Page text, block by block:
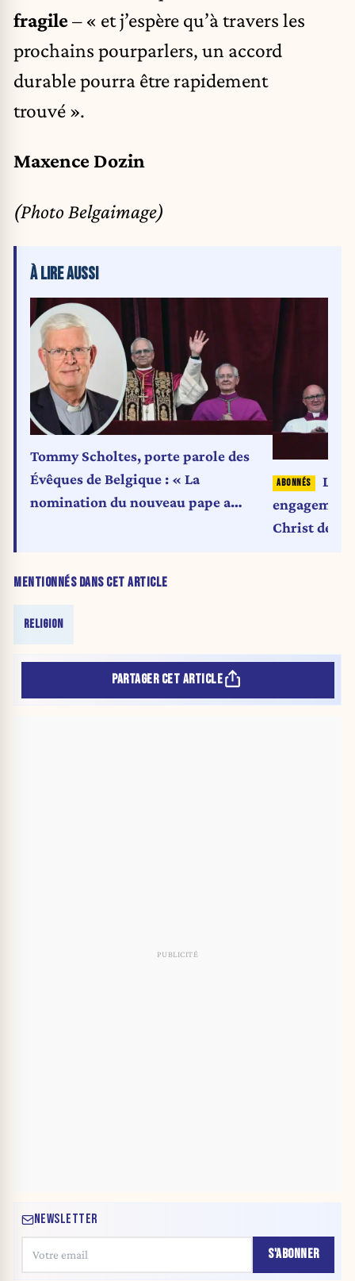
fragile – « et j’espère qu’à travers les
prochains pourparlers, un accord
durable pourra être rapidement
trouvé ».
Maxence Dozin
(Photo Belgaimage)
MENTIONNÉS DANS CET ARTICLE
RELIGION
À LIRE AUSSI
Tommy Scholtes, porte parole des
Évêques de Belgique : « La
nomination du nouveau pape a
Christ
PARTAGER CET ARTICLE
NEWSLETTER
S'ABONNER